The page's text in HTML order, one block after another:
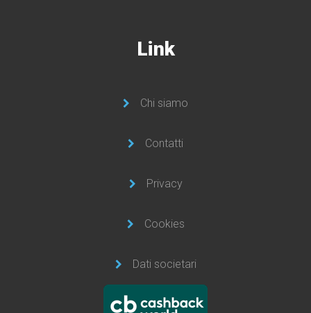
Link
Chi siamo
Contatti
Privacy
Cookies
Dati societari